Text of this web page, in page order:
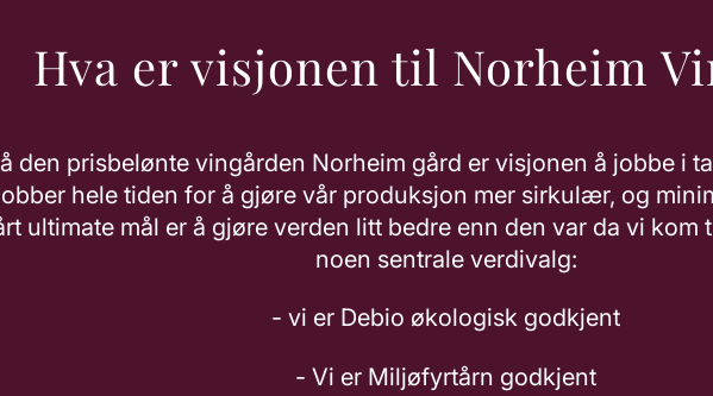
Hva er visjonen til Norheim
den prisbelønte vingården Norheim gård er visjonen å jobbe i
hele tiden for å gjøre vår produksjon mer sirkulær, og
ultimate mål er å gjøre verden litt bedre enn den var da vi kom
noen sentrale verdivalg:
- vi er Debio økologisk godkjent
- Vi er Miljøfyrtårn godkjent